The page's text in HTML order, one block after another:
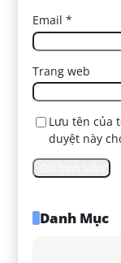
Email*
Trang web
Lưu tên của
duyệt này
Danh Mục